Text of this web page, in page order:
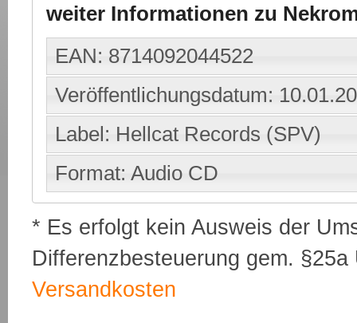
weiter Informationen zu
EAN: 8714092044522
Veröffentlichungsdatum:
Label: Hellcat Records (SPV)
Format: Audio CD
* Es erfolgt kein Ausweis der
Differenzbesteuerung gem.
Versandkosten